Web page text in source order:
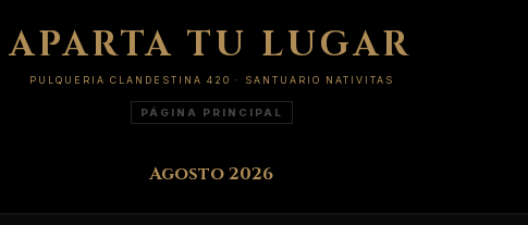
APARTA TU LUGAR
PULQUERIA CLANDESTINA 420 · SANTUARIO NATIVITAS
PÁGINA PRINCIPAL
Agosto 2026